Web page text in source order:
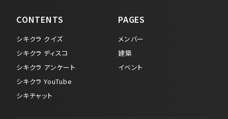
CONTENTS
シキクラ クイズ
シキクラ ディスコ
シキクラ アンケート
シキクラ YouTube
シキチャット
PAGES
メンバー
建築
イベント